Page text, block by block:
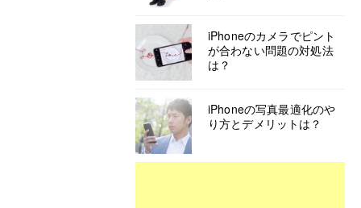
iPhoneのカメラでピント
が合わない問題の対処法
は？
iPhoneの写真最適化のや
り方とデメリットは？